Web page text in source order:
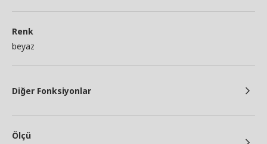
Renk
beyaz
Diğer Fonksiyonlar
Ölçü